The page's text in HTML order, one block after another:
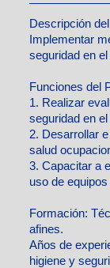
Descripción
Implementar
seguridad en el
Funciones del
1. Realizar
seguridad en
2. Desarrollar
salud
3. Capacitar a
uso de
Formación:
afines.
Años de
higiene y